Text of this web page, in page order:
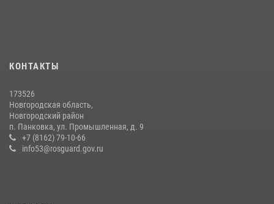
КОНТАКТЫ
173526
Новгородская область,
Новгородский район
п. Панковка, ул. Промышленная, д. 9
+7 (8162) 79-10-66
info53@rosguard.gov.ru